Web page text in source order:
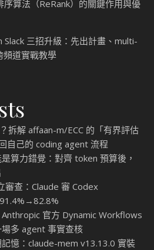
序算法（ReRank）的關鍵作用與優
Slack 三招升級：先出計畫、multi-
道實戰教學
拆解 affaan-m/ECC 的「有界評估
自己的 coding agent 流程
算力錯覺：對齊 token 預算後，
查：Claude 審 Codex
官方 Dynamic Workflows
多 agent 事實查核
憶：claude-mem v13.13.0 實裝